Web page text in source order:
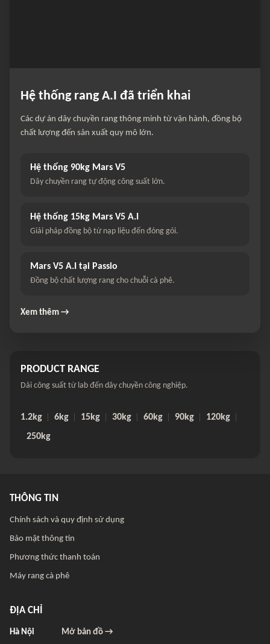
Hệ thống rang A.I đã triển khai
Các dự án dây chuyền rang thông minh từ vận hành, đồng bộ
chất lượng đến sản xuất quy mô lớn.
Hệ thống 90kg Mars V5
Dây chuyền rang tự động công suất lớn.
Hệ thống 15kg Mars V5 A.I
Giải pháp đồng bộ từ nạp liệu đến đóng gói.
Mars V5 A.I tại Passio
Đồng bộ chất lượng rang cho chuỗi cà phê.
Xem thêm →
PRODUCT RANGE
Dải công suất từ lab đến dây chuyền công nghiệp.
1.2kg 6kg 15kg 30kg 60kg 90kg
120kg
250kg
THÔNG TIN
Chính sách và quy định sử dụng
Bảo mật thông tin
Phương thức thanh toán
Máy rang cà phê
ĐỊA CHỈ
Hà Nội Mở bản đồ →